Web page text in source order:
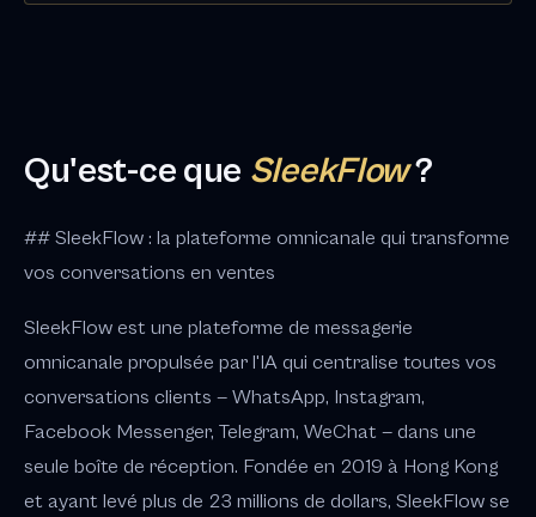
Qu'est-ce que SleekFlow?
## SleekFlow : la plateforme omnicanale qui transforme
vos conversations en ventes
SleekFlow est une plateforme de messagerie
omnicanale propulsée par l'IA qui centralise toutes vos
conversations clients — WhatsApp, Instagram,
Facebook Messenger, Telegram, WeChat — dans une
seule boîte de réception. Fondée en 2019 à Hong Kong
et ayant levé plus de 23 millions de dollars, SleekFlow se